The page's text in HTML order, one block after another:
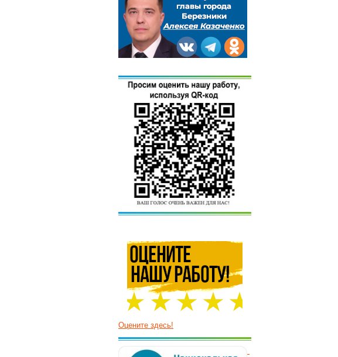
Оцените здесь!